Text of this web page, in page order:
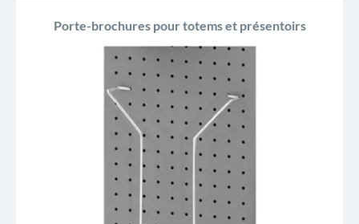
Porte-brochures pour totems et présentoirs